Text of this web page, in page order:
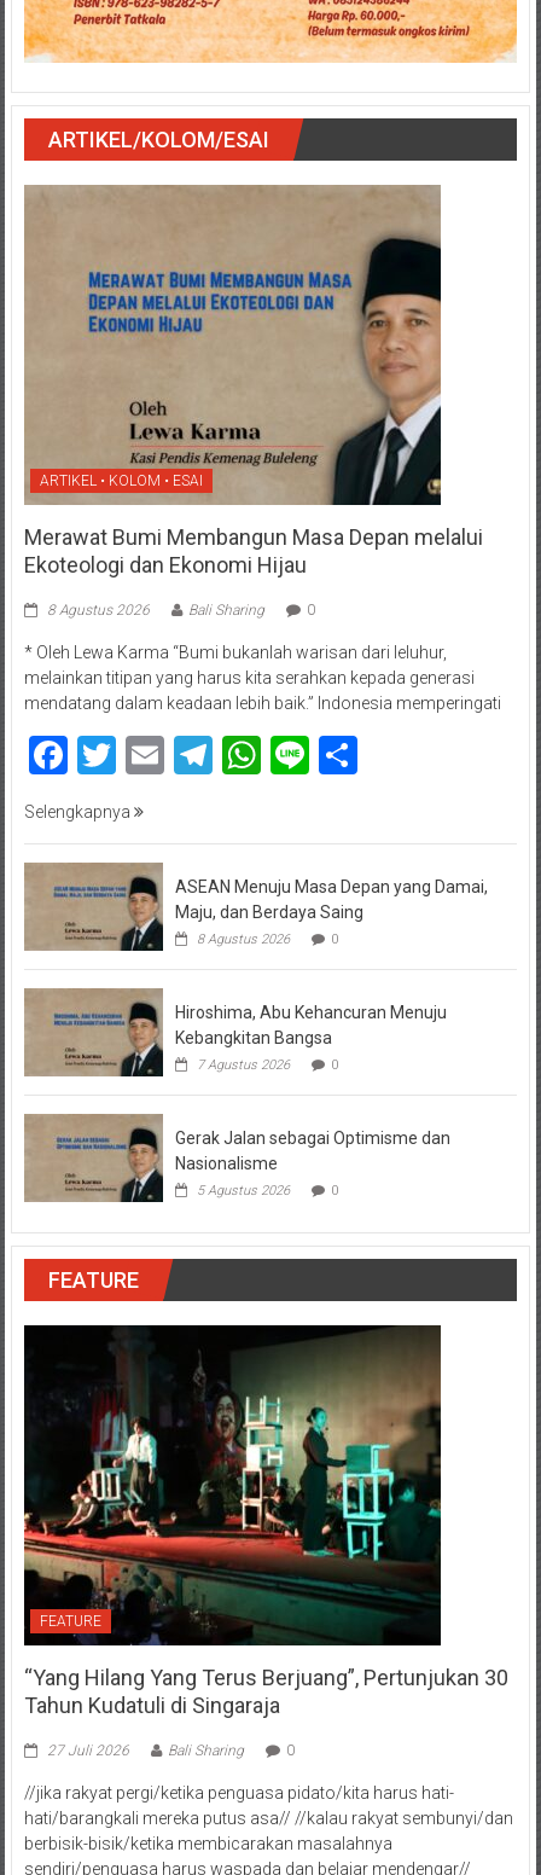
ARTIKEL/KOLOM/ESAI
ARTIKEL • KOLOM • ESAI
Merawat Bumi Membangun Masa Depan melalui
Ekoteologi dan Ekonomi Hijau
8 Agustus 2026 Bali Sharing 0
* Oleh Lewa Karma “Bumi bukanlah warisan dari leluhur,
melainkan titipan yang harus kita serahkan kepada generasi
mendatang dalam keadaan lebih baik.” Indonesia memperingati
Facebook
Twitter
EmailTelegram
WhatsApp
LineShare
Selengkapnya
ASEAN Menuju Masa Depan yang Damai,
Maju, dan Berdaya Saing
8 Agustus 2026 0
Hiroshima, Abu Kehancuran Menuju
Kebangkitan Bangsa
7 Agustus 2026 0
Gerak Jalan sebagai Optimisme dan
Nasionalisme
5 Agustus 2026 0
FEATURE
FEATURE
“Yang Hilang Yang Terus Berjuang”, Pertunjukan 30
Tahun Kudatuli di Singaraja
27 Juli 2026 Bali Sharing 0
//jika rakyat pergi/ketika penguasa pidato/kita harus hati-
hati/barangkali mereka putus asa// //kalau rakyat sembunyi/dan
berbisik-bisik/ketika membicarakan masalahnya
sendiri/penguasa harus waspada dan belajar mendengar//